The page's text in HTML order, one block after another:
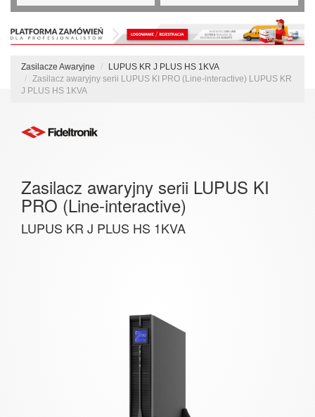
Zasilacze Awaryjne
LUPUS KR J PLUS HS 1KVA
Zasilacz awaryjny serii LUPUS KI PRO (Line-interactive) LUPUS KR
J PLUS HS 1KVA
Zasilacz awaryjny serii LUPUS KI
PRO (Line-interactive)
LUPUS KR J PLUS HS 1KVA